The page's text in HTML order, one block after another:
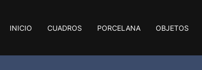
INICIO CUADROS PORCELANA OBJETOS